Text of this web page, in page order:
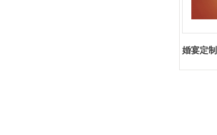
婚宴定